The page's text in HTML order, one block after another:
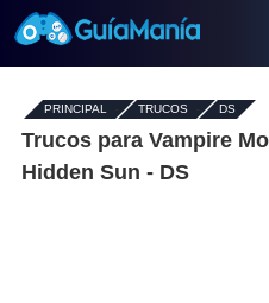
PRINCIPAL - TRUCOS- DS
Trucos para Vampire
Hidden Sun - DS